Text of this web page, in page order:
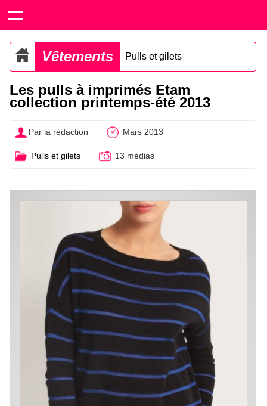
Vêtements Pulls et gilets
Les pulls à imprimés Etam
collection printemps-été 2013
Par la rédaction Mars 2013
Pulls et gilets 13 médias